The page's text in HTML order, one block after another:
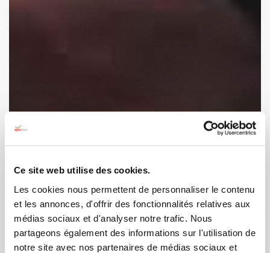
Ce site web utilise des cookies.
Les cookies nous permettent de personnaliser le contenu
et les annonces, d'offrir des fonctionnalités relatives aux
médias sociaux et d'analyser notre trafic. Nous
partageons également des informations sur l'utilisation de
notre site avec nos partenaires de médias sociaux et